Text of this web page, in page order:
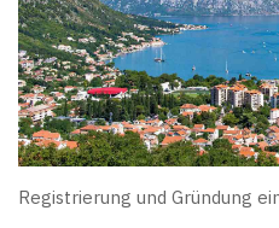
Registrierung und Gründung